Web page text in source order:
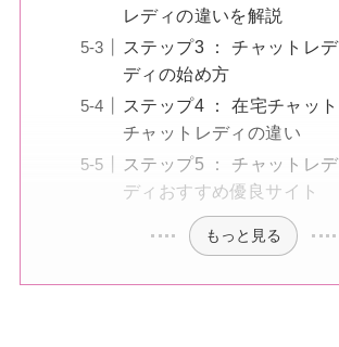
レディの違いを解説
ステップ3 ： チャットレ
ディの始め方
ステップ4 ： 在宅チャッ
チャットレディの違い
ステップ5 ： チャットレ
ディおすすめ優良サイト
もっと見る